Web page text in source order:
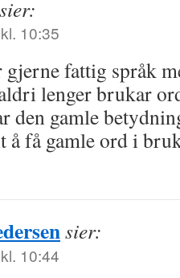
sier:
10:35
fattig språk
lenger brukar
den gamle
å få gamle ord i
sier:
10:44